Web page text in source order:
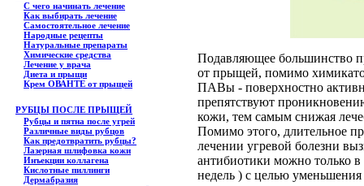
С чего начинать лечение
Как выбирать лечение
Самостоятельное лечение
Народные рецепты
Натуральные препараты
Химические средства
Лечение у врача
Диета и прыщи
Крем ОВАНТЕ от прыщей
РУБЦЫ ПОСЛЕ ПРЫЩЕЙ
Рубцы и пятна после угрей
Различные виды рубцов
Как предотвратить рубцы?
Лазерная шлифовка кожи
Инъекции коллагена
Кислотные пиллинги
Дермабразия
Подавляющее большинство
от прыщей, помимо
ПАВы - поверхностно
препятствуют
кожи, тем самым снижая
Помимо этого, длительное
лечении угревой болезни
антибиотики можно только
недель ) с целью уменьшения